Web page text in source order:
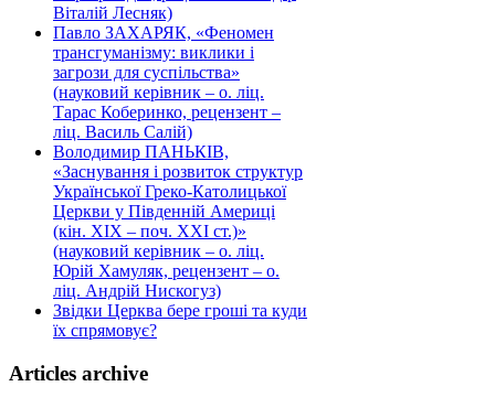
Віталій Лесняк)
Павло ЗАХАРЯК, «Феномен
трансгуманізму: виклики і
загрози для суспільства»
(науковий керівник – о. ліц.
Тарас Коберинко, рецензент –
ліц. Василь Салій)
Володимир ПАНЬКІВ,
«Заснування і розвиток структур
Української Греко-Католицької
Церкви у Південній Америці
(кін. ХІХ – поч. ХХІ ст.)»
(науковий керівник – о. ліц.
Юрій Хамуляк, рецензент – о.
ліц. Андрій Нискогуз)
Звідки Церква бере гроші та куди
їх спрямовує?
Articles archive